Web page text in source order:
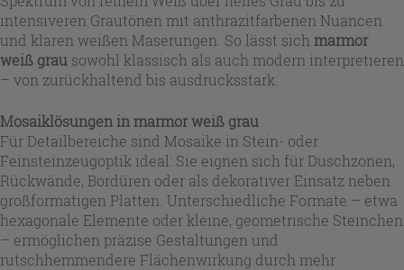
intensiveren Grautönen mit anthrazitfarbenen Nuancen
und klaren weißen Maserungen. So lässt sich marmor
weiß grau sowohl klassisch als auch modern interpretieren
– von zurückhaltend bis ausdrucksstark.
Mosaiklösungen in marmor weiß grau
Für Detailbereiche sind Mosaike in Stein- oder
Feinsteinzeugoptik ideal: Sie eignen sich für Duschzonen,
Rückwände, Bordüren oder als dekorativer Einsatz neben
großformatigen Platten. Unterschiedliche Formate – etwa
hexagonale Elemente oder kleine, geometrische Steinchen
– ermöglichen präzise Gestaltungen und
rutschhemmendere Flächenwirkung durch mehr